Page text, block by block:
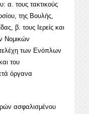
α. τους τακτικούς
της Βουλής,
β. τους Ιερείς και
Νομικών
των Ενόπλων
του
όργανα
ασφαλισμένου